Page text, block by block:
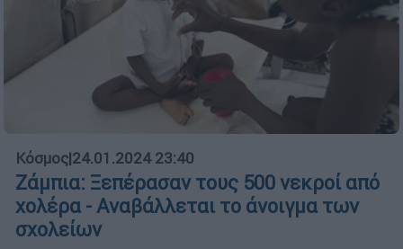
Κόσμος|24.01.2024 23:40
Ζάμπια: Ξεπέρασαν τους 500 νεκροί από
χολέρα - Αναβάλλεται το άνοιγμα των
σχολείων